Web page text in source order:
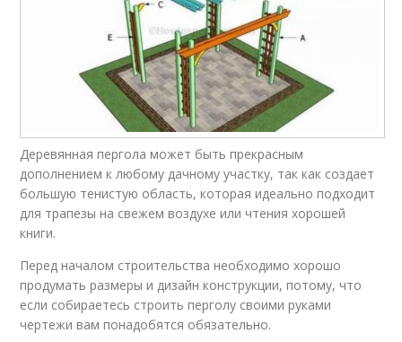
Деревянная пергола может быть прекрасным
дополнением к любому дачному участку, так как создает
большую тенистую область, которая идеально подходит
для трапезы на свежем воздухе или чтения хорошей
книги.
Перед началом строительства необходимо хорошо
продумать размеры и дизайн конструкции, потому, что
если собираетесь строить перголу своими руками
чертежи вам понадобятся обязательно.